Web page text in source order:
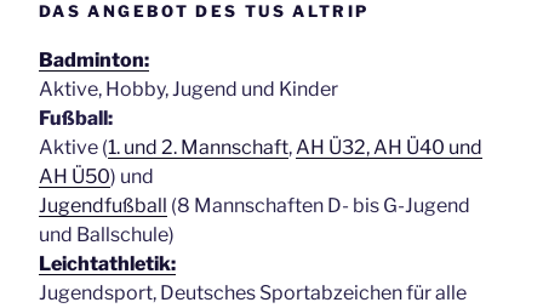
DAS ANGEBOT DES TUS ALTRIP
Badminton:
Aktive, Hobby, Jugend und Kinder
Fußball:
Aktive (1. und 2. Mannschaft, AH Ü32, AH Ü40 und
AH Ü50) und
Jugendfußball (8 Mannschaften D- bis G-Jugend
und Ballschule)
Leichtathletik:
Jugendsport, Deutsches Sportabzeichen für alle